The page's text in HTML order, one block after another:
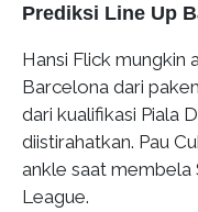
Prediksi Line Up
Hansi Flick mungkin
Barcelona dari
dari kualifikasi Piala
diistirahatkan. Pau
ankle saat membela
League.